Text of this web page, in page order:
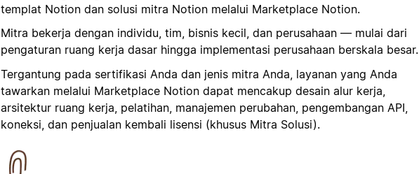
templat Notion dan solusi mitra Notion melalui Marketplace Notion.
Mitra bekerja dengan individu, tim, bisnis kecil, dan perusahaan — mulai dari
pengaturan ruang kerja dasar hingga implementasi perusahaan berskala besar.
Tergantung pada sertifikasi Anda dan jenis mitra Anda, layanan yang Anda
tawarkan melalui Marketplace Notion dapat mencakup desain alur kerja,
arsitektur ruang kerja, pelatihan, manajemen perubahan, pengembangan API,
koneksi, dan penjualan kembali lisensi (khusus Mitra Solusi).